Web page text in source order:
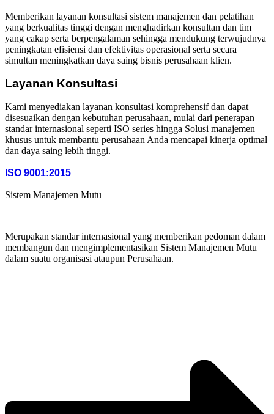
Memberikan layanan konsultasi sistem manajemen dan pelatihan
yang berkualitas tinggi dengan menghadirkan konsultan dan tim
yang cakap serta berpengalaman sehingga mendukung terwujudnya
peningkatan efisiensi dan efektivitas operasional serta secara
simultan meningkatkan daya saing bisnis perusahaan klien.
Layanan Konsultasi
Kami menyediakan layanan konsultasi komprehensif dan dapat
disesuaikan dengan kebutuhan perusahaan, mulai dari penerapan
standar internasional seperti ISO series hingga Solusi manajemen
khusus untuk membantu perusahaan Anda mencapai kinerja optimal
dan daya saing lebih tinggi.
ISO 9001:2015
Sistem Manajemen Mutu
Merupakan standar internasional yang memberikan pedoman dalam
membangun dan mengimplementasikan Sistem Manajemen Mutu
dalam suatu organisasi ataupun Perusahaan.